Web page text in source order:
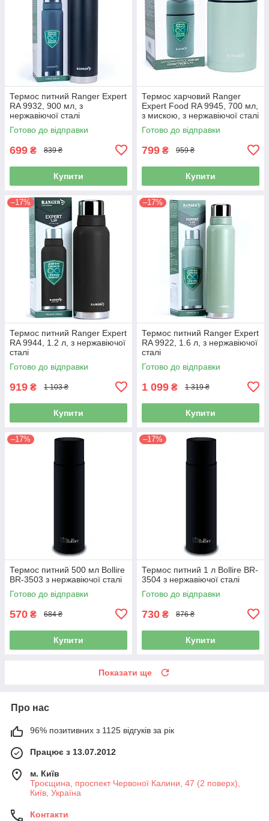
Термос питний Ranger Expert
RA 9932, 900 мл, з
нержавіючої сталі
Готово до відправки
699 ₴ 839 ₴
Купити
Термос харчовий Ranger
Expert Food RA 9945, 700 мл,
з мискою, з нержавіючої сталі
Готово до відправки
799 ₴ 959 ₴
Купити
–17%
Термос питний Ranger Expert
RA 9944, 1.2 л, з нержавіючої
сталі
Готово до відправки
919 ₴ 1 103 ₴
Купити
–17%
Термос питний Ranger Expert
RA 9922, 1.6 л, з нержавіючої
сталі
Готово до відправки
1 099 ₴ 1 319 ₴
Купити
–17%
Термос питний 500 мл Bollire
BR-3503 з нержавіючої сталі
Готово до відправки
570 ₴ 684 ₴
Купити
–17%
Термос питний 1 л Bollire BR-
3504 з нержавіючої сталі
Готово до відправки
730 ₴ 876 ₴
Купити
Показати ще
Про нас
96% позитивних з 1125 відгуків за рік
Працює з 13.07.2012
м. Київ
Троєщина, проспект Червоної Калини, 47 (2 поверх),
Київ, Україна
Контакти